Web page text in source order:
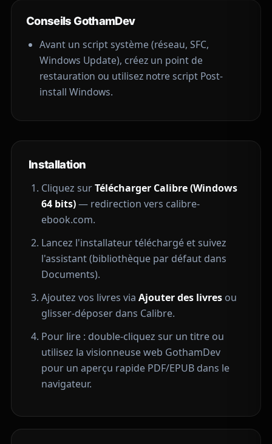
Conseils GothamDev
Avant un script système (réseau, SFC,
Windows Update), créez un point de
restauration ou utilisez notre script Post-
install Windows.
Installation
Cliquez surTélécharger Calibre (Windows
64 bits)— redirection vers calibre-
ebook.com.
Lancez l'installateur téléchargé et suivez
l'assistant (bibliothèque par défaut dans
Documents).
Ajoutez vos livres via Ajouter des livresou
glisser-déposer dans Calibre.
Pour lire : double-cliquez sur un titre ou
utilisez la visionneuse web GothamDev
pour un aperçu rapide PDF/EPUB dans le
navigateur.